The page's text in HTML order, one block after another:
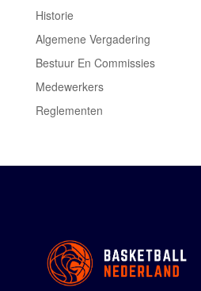
Historie
Algemene Vergadering
Bestuur En Commissies
Medewerkers
Reglementen